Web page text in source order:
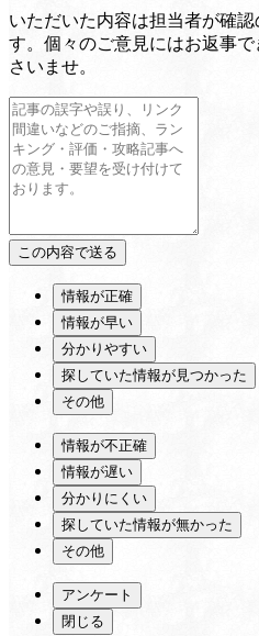
いただいた内容は担当者が確
す。個々のご意見にはお返事
さいませ。
情報が正確
情報が早い
分かりやすい
探していた情報が見つかった
その他
情報が不正確
情報が遅い
分かりにくい
探していた情報が無かった
その他
アンケート
閉じる